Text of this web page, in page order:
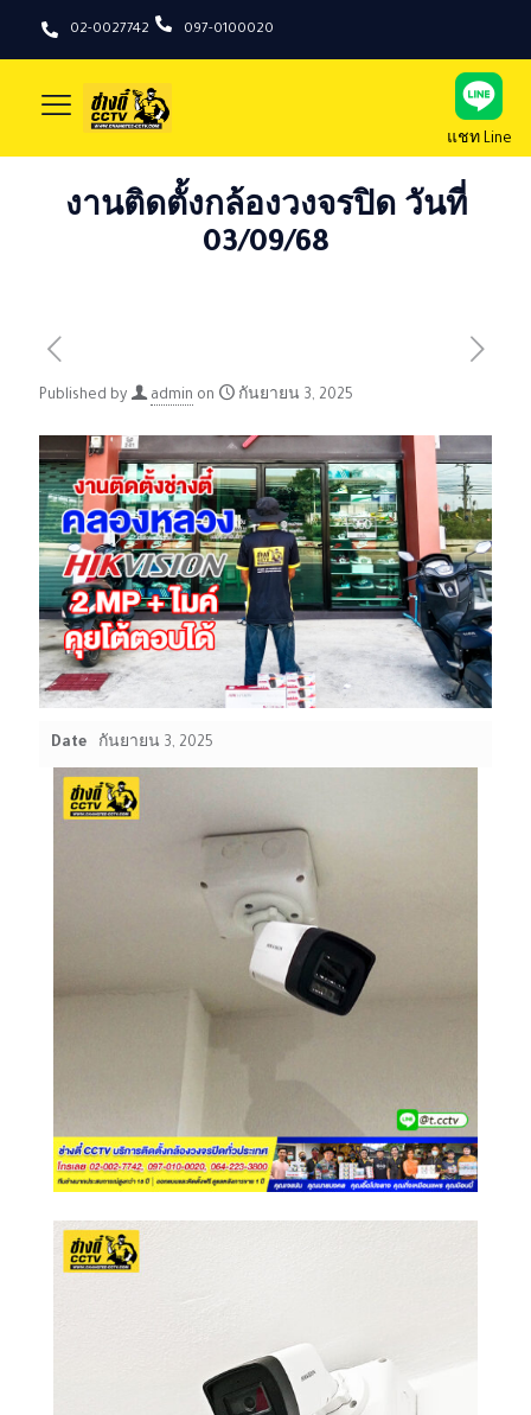
02-0027742 097-0100020
แชท Line
งานติดตั้งกล้องวงจรปิด วันที่
03/09/68
Published by admin on กันยายน 3, 2025
Date กันยายน 3, 2025